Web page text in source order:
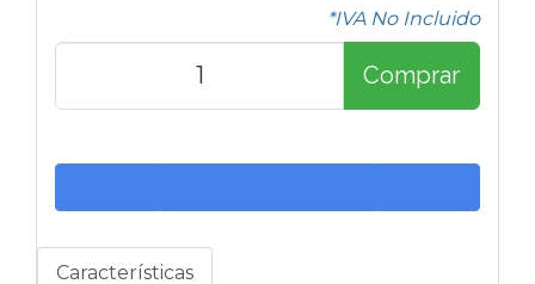
*IVA No Incluido
Comprar
Características